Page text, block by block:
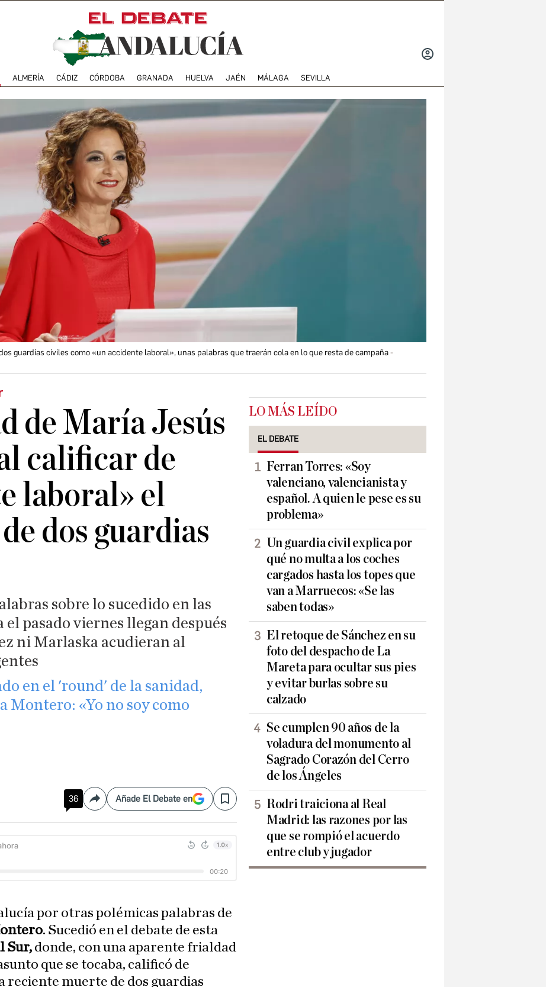
ALMERÍA CÁDIZ CÓRDOBA GRANADA HUELVA JAÉN MÁLAGA SEVILLA
guardias civiles como «un accidente laboral», unas palabras que traerán cola en lo que resta de campaña
de María Jesús
calificar de
laboral» el
dos guardias
sobre lo sucedido en las
el pasado viernes llegan después
ni Marlaska acudieran al
en el 'round' de la sanidad,
Montero: «Yo no soy como
36 CompartirAñade El Debate en Save
por otras polémicas palabras de
. Sucedió en el debate de esta
Sur, donde, con una aparente frialdad
que se tocaba, calificó de
reciente muerte de dos guardias
LO MÁS LEÍDO
EL DEBATE
Ferran Torres: «Soy
valenciano, valencianista y
español. A quien le pese es su
problema»
Un guardia civil explica por
qué no multa a los coches
cargados hasta los topes que
van a Marruecos: «Se las
saben todas»
El retoque de Sánchez en su
foto del despacho de La
Mareta para ocultar sus pies
y evitar burlas sobre su
calzado
Se cumplen 90 años de la
voladura del monumento al
Sagrado Corazón del Cerro
de los Ángeles
Rodri traiciona al Real
Madrid: las razones por las
que se rompió el acuerdo
entre club y jugador